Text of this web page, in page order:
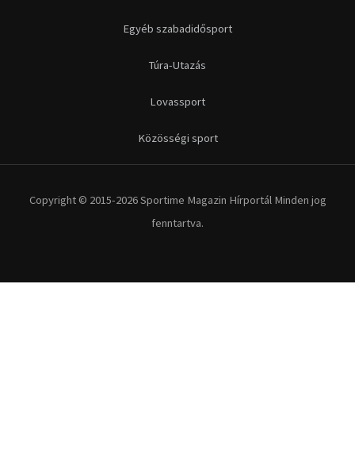
Egyéb szabadidősport
Túra-Utazás
Lovassport
Közösségi sport
Copyright © 2015-2026 Sportime Magazin Hírportál Minden jog
fenntartva.